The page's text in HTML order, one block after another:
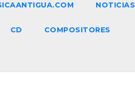
NOTICIAS
CD COMPOSITORES